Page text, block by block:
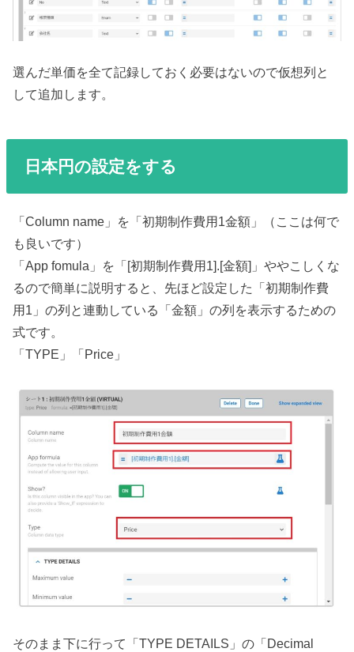
選んだ単価を全て記録しておく必要はないので仮想列と
して追加します。
日本円の設定をする
「Column name」を「初期制作費用1金額」（ここは何で
も良いです）
「App fomula」を「[初期制作費用1].[金額]」ややこしくな
るので簡単に説明すると、先ほど設定した「初期制作費
用1」の列と連動している「金額」の列を表示するための
式です。
「TYPE」「Price」
そのまま下に行って「TYPE DETAILS」の「Decimal